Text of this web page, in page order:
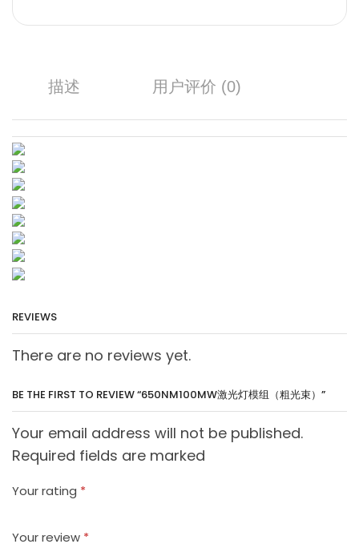
描述 用户评价 (0)
REVIEWS
There are no reviews yet.
BE THE FIRST TO REVIEW “650NM100MW激光灯模组（粗光束）”
Your email address will not be published.
Required fields are marked
Your rating *
Your review *